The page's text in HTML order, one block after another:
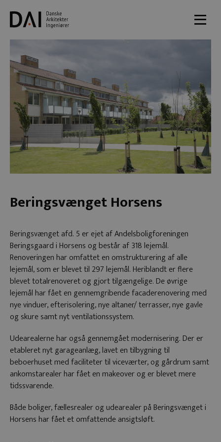
Beringsvænget Horsens
Beringsvænget afd. 5 er ejet af Andelsboligforeningen
Beringsgaard i Horsens og består af 318 lejemål.
Renoveringen har omfattet en omstrukturering af alle
lejemål, som er blevet til 297 lejemål. Heriblandt er flere
blevet totalrenoveret og gjort tilgængelige. De øvrige
lejemål har fået en gennemgribende facaderenovering med
nye vinduer, efterisolering, nye altaner/ terrasser, nye gavle
og skure samt nyt ventilationssystem.
Udearealerne har også gennemgået modernisering. Der er
etableret nyt garageanlæg, lavet en tilbygning til
beboerhuset med faciliteter til viceværter, og gårdrum samt
ankomstarealer har fået en makeover og er blevet mere
tidssvarende.
Både boliger, fællesrealer og udearealer på Beringsvænget i
Horsens har fået et omfattende ansigtsløft.